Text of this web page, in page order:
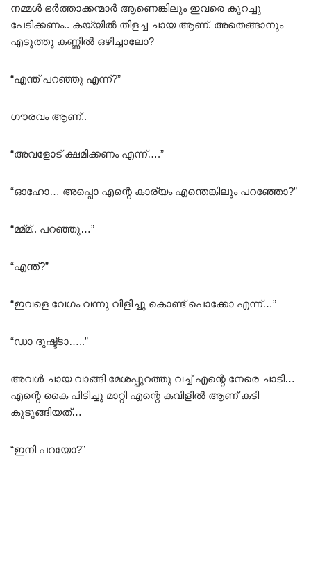
നമ്മൾ ഭർത്താക്കന്മാർ ആണെങ്കിലും ഇവരെ കുറച്ചു
പേടിക്കണം.. കയ്യിൽ തിളച്ച ചായ ആണ്. അതെങ്ങാനും
എടുത്തു കണ്ണിൽ ഒഴിച്ചാലോ?
“എന്ത് പറഞ്ഞു എന്ന്?”
ഗൗരവം ആണ്..
“അവളോട് ക്ഷമിക്കണം എന്ന്….”
“ഓഹോ… അപ്പൊ എന്റെ കാര്യം എന്തെങ്കിലും പറഞ്ഞോ?”
“മ്മ്മ്.. പറഞ്ഞു…”
“എന്ത്?”
“ഇവളെ വേഗം വന്നു വിളിച്ചു കൊണ്ട് പൊക്കോ എന്ന്…”
“ഡാ ദുഷ്ട്ടാ…..”
അവൾ ചായ വാങ്ങി മേശപ്പുറത്തു വച്ച് എന്റെ നേരെ ചാടി…
എന്റെ കൈ പിടിച്ചു മാറ്റി എന്റെ കവിളിൽ ആണ് കടി
കുടുങ്ങിയത്‌…
“ഇനി പറയോ?”